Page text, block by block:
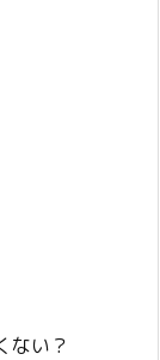
ない？